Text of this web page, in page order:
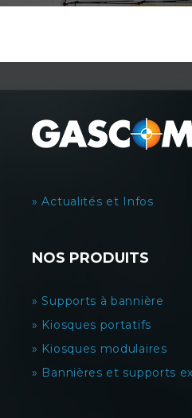
» Actualités et Infos
NOS PRODUITS
» Supports à bannière
» Kiosques portatifs
» Kiosques modulaires
» Bannières et supports